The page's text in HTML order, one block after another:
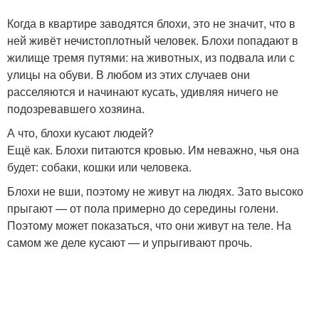
Когда в квартире заводятся блохи, это не значит, что в
ней живёт нечистоплотный человек. Блохи попадают в
жилище тремя путями: на животных, из подвала или с
улицы на обуви. В любом из этих случаев они
расселяются и начинают кусать, удивляя ничего не
подозревавшего хозяина.
А что, блохи кусают людей?
Ещё как. Блохи питаются кровью. Им неважно, чья она
будет: собаки, кошки или человека.
Блохи не вши, поэтому не живут на людях. Зато высоко
прыгают — от пола примерно до середины голени.
Поэтому может показаться, что они живут на теле. На
самом же деле кусают — и упрыгивают прочь.